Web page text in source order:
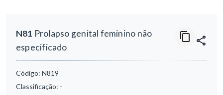
N81 Prolapso genital feminino não
especificado
Código: N819
Classificação: -